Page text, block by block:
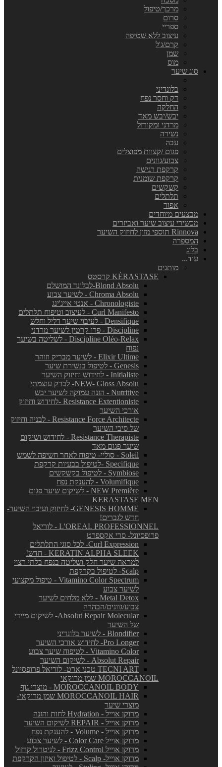
מרכך/טיפול
סרום
ספריי
עיצוב ללא שטיפה
קרם/ג'ל
שמן
מוס
סוג שיער
בלונדיני
דק וחסר נפח
החלקה
יבש/יבש מאד
מרדני ומקורזל
נשירה
עבה
פגום /קצוות מפוצלים
צבוע/גוונים
קרקפת רגישה
קרקפת שומנית
קשקשים
תלתלים
אפור
מבצעים מיוחדים
מכשירי עיצוב שיער ואביזרים
Rinnova תוספי מזון לחיזוק השיער
המספרה
בלוג
עוד...
מותגים
KÈRASTASE קרסטס
Blond Absolu-לבלונד המושלם
Chroma Absolu - לשיער צבוע
Chronologiste - אנטי אייג'ינג
Curl Manifesto - לעיצוב וטיפוח תלתלים
Densifique - לעיבוי שיער דליל וחלש
Discipline - פרו קרטין לשיער מרדני
Discipline Oléo-Relax - לשליטה בשיער
נפוח
Elixir Ultime - לשיער מבריק וזוהר
Genesis - לטיפול בנשירת שיער
Initialiste - לחידוש וחיזוק השיער
NEW- Gloss Absolu- לברק עוצמתי
Nutritive - הזנה עמוקה לשיער יבש
Resistance Extentioniste -לחידוש וחיזוק
אורכי השיער
Resistance Force Architecte - לבניה וחיזוק
של סיבי השיער
Resistance Therapiste - לחידוש ושיקום
שיער פגום מאד
Soleil - סוליי- טיפוח לאחר חשיפה לשמש
Specifique -לטיפול בבעיות קרקפת
Symbiose - לטיפול בקשקשים
Volumifique - להענקת נפח
NEW Première - לשיקום שיער פגום
KERASTASE MEN
GENESIS HOMME- לחיזוק ועיבוי השיער-
חדש לגברים!
L'OREAL PROFESSIONNEL - לוריאל
פרופסיונל- סרי אקספרט
Curl Expression- לכל סוגי התלתלים
KERATIN ALPHA SLEEK - חדש!
למראה שיער חלק ושליטה בנפח בלתי רצוי
Scalp- לטיפול בקרקפת
Vitamino Color Spectrum - טיפול מקצועי
לשיער צבוע
Metal Detox - ללא מלחים לשיער
צבוע/גוונים/הבהרה
Absolut Repair Molecular- לשיקום מיידי
של השיער
Blondifier - לשיער בלונדיני
Pro Longer- לחידוש אורכי השיער
Vitamino Color - לטיפוח שיער צבוע
Absolut Repair - לשיקום השיער
TECNI ART טכני ארט- לוריאל פרופסיונל
MOROCCANOIL שמן מרוקאי
MOROCCANOIL BODY - מוצרי גוף
MOROCCANOIL HAIR שמן מרוקאי-
מוצרי שיער
מרוקן אוייל - Hydration לחות והזנה
מרוקן אוייל - REPAIR לשיקום השיער
מרוקן אוייל - Volume - להענקת נפח
מרוקן אוייל Color Care - לשיער צבוע
מרוקן אוייל Frizz Control - לניטרול קרזול
מרוקן אוייל- Scalp - לטיפול ואיזון הקרקפת